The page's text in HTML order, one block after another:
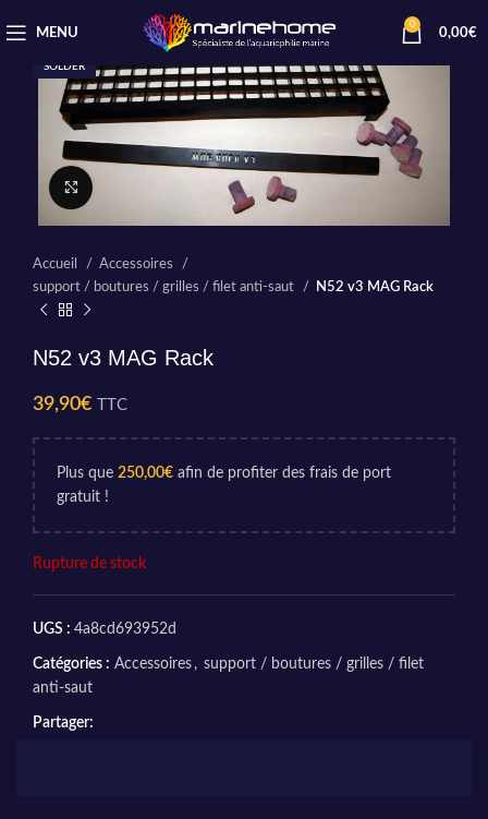
MENU
0
0,00€
SOLDER
Accueil
Accessoires
support / boutures / grilles / filet anti-saut
N52 v3 MAG Rack
N52 v3 MAG Rack
39,90€ TTC
Plus que 250,00€ afin de profiter des frais de port
gratuit !
Rupture de stock
UGS : 4a8cd693952d
Catégories : Accessoires , support / boutures / grilles / filet
anti-saut
Partager: